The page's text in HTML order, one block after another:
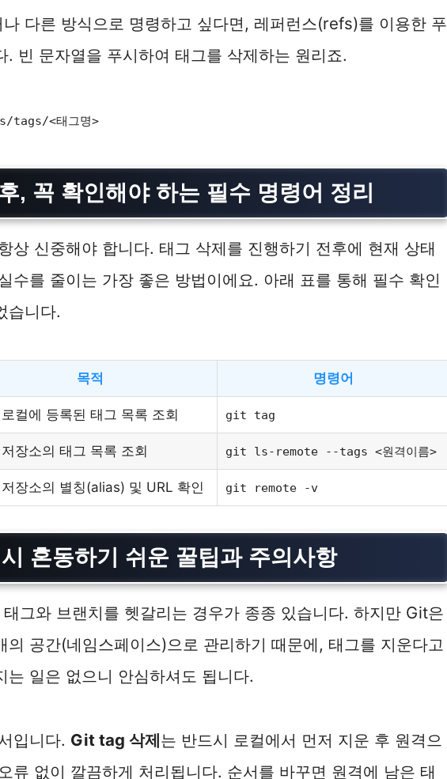
다른 방식으로 명령하고 싶다면, 레퍼런스(refs)를 이용한 푸
. 빈 문자열을 푸시하여 태그를 삭제하는 원리죠.
<태그명>
, 꼭 확인해야 하는 필수 명령어 정리
상 신중해야 합니다. 태그 삭제를 진행하기 전후에 현재 상태
수를 줄이는 가장 좋은 방법이에요. 아래 표를 통해 필수 확인
습니다.
목적 명령어
컬에 등록된 태그 목록 조회 git tag
장소의 태그 목록 조회 git ls-remote --tags <원격이름>
장소의 별칭(alias) 및 URL 확인 git remote -v
혼동하기 쉬운 꿀팁과 주의사항
그와 브랜치를 헷갈리는 경우가 종종 있습니다. 하지만 Git은
의 공간(네임스페이스)으로 관리하기 때문에, 태그를 지운다고
는 일은 없으니 안심하셔도 됩니다.
입니다. Git tag 삭제는 반드시 로컬에서 먼저 지운 후 원격으
류 없이 깔끔하게 처리됩니다. 순서를 바꾸면 원격에 남은 태